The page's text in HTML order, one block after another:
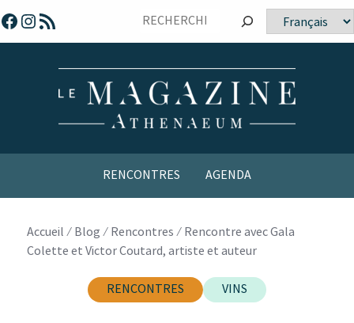
vers
le
Facebook
Instagram
Flux RSS
Choisir
une
RENCONTRES AGENDA
Accueil ⁄ Blog ⁄ Rencontres ⁄ Rencontre avec Gala
Colette et Victor Coutard, artiste et auteur
RENCONTRES VINS